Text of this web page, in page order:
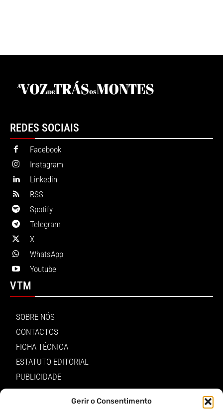
Gerir o Consentimento
REDES SOCIAIS
Facebook
Instagram
Linkedin
RSS
Spotify
Telegram
X
WhatsApp
Youtube
VTM
SOBRE NÓS
CONTACTOS
FICHA TÉCNICA
ESTATUTO EDITORIAL
PUBLICIDADE
LOJA